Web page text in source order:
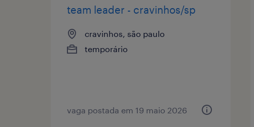
team leader - cravinhos/sp
cravinhos, são paulo
temporário
vaga postada em 19 maio 2026